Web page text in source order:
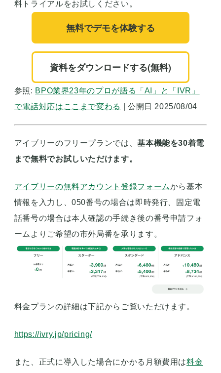
料トライアルをお試しください。
無料でデモを体験する
資料をダウンロードする(無料)
参照: BPO業界23年のプロが語る「AI」と「IVR」
で電話対応はここまで変わる
| 公開日 2025/08/04
アイブリーのフリープランでは、基本機能を30着電
まで無料でお試しいただけます。
アイブリーの無料アカウント登録フォームから基本
情報を入力し、050番号の場合は即時発行、固定電
話番号の場合は本人確認の手続き後の番号申請フォ
ームよりご希望の市外局番を承ります。
料金プランの詳細は下記からご覧いただけます。
https://ivry.jp/pricing/
また、正式に導入した場合にかかる月額費用は料金